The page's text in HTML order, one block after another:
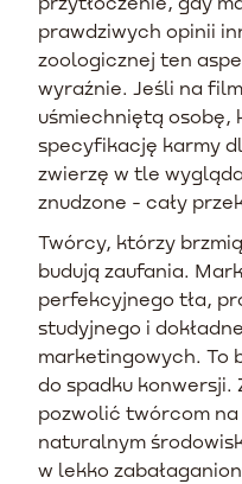
prawdziwych opinii
zoologicznej ten
wyraźnie. Jeśli na
uśmiechniętą
specyfikację karmy
zwierzę w tle
znudzone - cały
Twórcy, którzy
budują zaufania.
perfekcyjnego tła,
studyjnego i
marketingowych. To
do spadku konwersji.
pozwolić twórcom
naturalnym
w lekko